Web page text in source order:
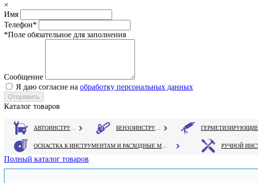
×
Имя
Телефон*
*Поле обязательное для заполнения
Сообщение
Я даю согласие на обработку персональных данных
Каталог товаров
Полный каталог товаров